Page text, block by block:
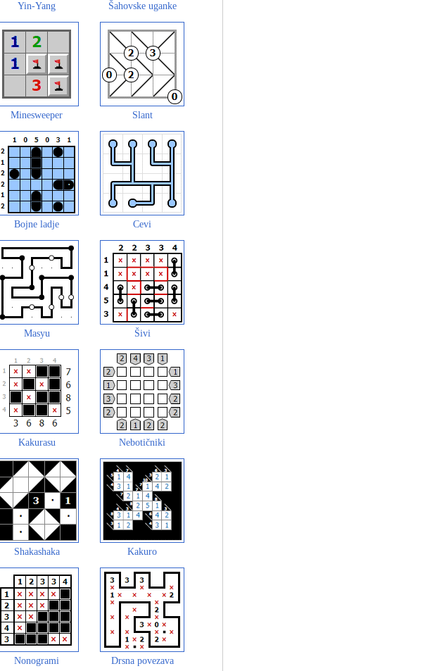
Yin-Yang Šahovske uganke
Minesweeper Slant
Bojne ladje Cevi
Masyu Šivi
Kakurasu Nebotičniki
Shakashaka Kakuro
Nonogrami Drsna povezava